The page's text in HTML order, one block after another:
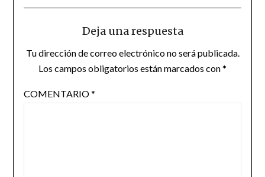
Deja una respuesta
Tu dirección de correo electrónico no será publicada.
Los campos obligatorios están marcados con*
COMENTARIO*